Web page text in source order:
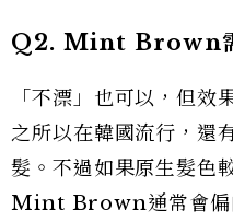
Q2. Mint Brown需
「不漂」也可以，但
之所以在韓國流行，還
髮。不過如果原生髮色
Mint Brown通常會偏